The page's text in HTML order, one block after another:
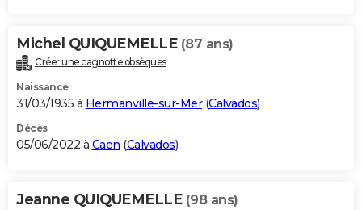
Michel QUIQUEMELLE (87 ans)
Créer une cagnotte obsèques
Naissance
31/03/1935 à Hermanville-sur-Mer(Calvados)
Décès
05/06/2022 à Caen (Calvados)
Jeanne QUIQUEMELLE (98 ans)